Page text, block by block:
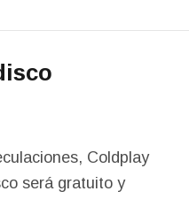
Coldplay
será gratuito y